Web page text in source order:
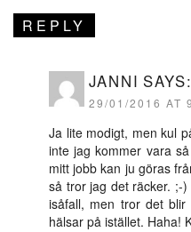
REPLY
JANNI SAYS:
29/01/2016 AT
Ja lite modigt, men kul
inte jag kommer vara
mitt jobb kan ju göras
så tror jag det räcker. ;-
isåfall, men tror det
hälsar på istället. Haha!